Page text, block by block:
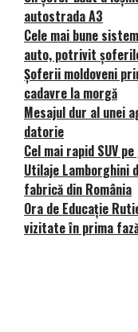
autostrada A3
Cele mai bune
auto, potrivit
Șoferii moldoveni
cadavre la morgă
Mesajul dur al unei
datorie
Cel mai rapid SUV
Utilaje Lamborghini
fabrică din România
Ora de Educație
vizitate în prima